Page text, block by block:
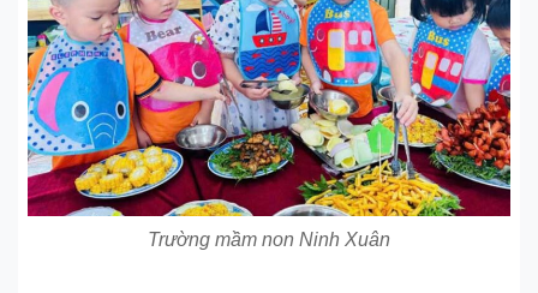
Trường mầm non Ninh Xuân